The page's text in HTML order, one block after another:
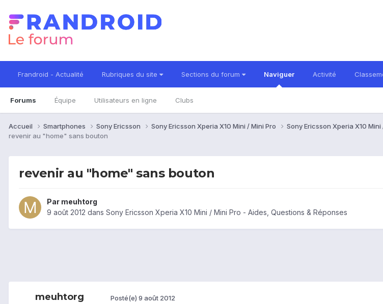
Frandroid - Actualité Rubriques du site Sections du forum Naviguer
Forums Équipe Utilisateurs en ligne Clubs
Activité
Accueil Smartphones Sony Ericsson Sony Ericsson Xperia X10 Mini / Mini Pro
Sony Ericsson Xperia X10
revenir au "home" sans bouton
revenir au "home" sans bouton
Par meuhtorg
9 août 2012 dans Sony Ericsson Xperia X10 Mini / Mini Pro - Aides, Questions & Réponses
meuhtorg Posté(e) 9 août 2012